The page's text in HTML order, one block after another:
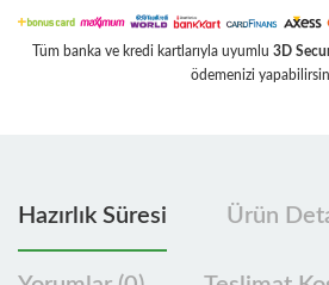
Tüm banka ve kredi kartlarıyla uyumlu 3D
ödemenizi
Hazırlık Süresi Ürün